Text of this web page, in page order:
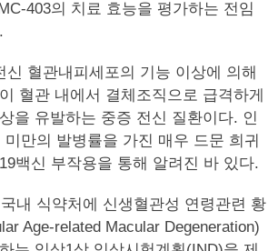
403의 치료 효능을 평가하는 전임
신 혈관내피세포의 기능 이상에 의해
혈관 내에서 결체조직으로 급격하게
을 유발하는 중증 전신 질환이다. 인
미만의 발병률을 가진 매우 드문 희귀
백신 부작용을 통해 알려진 바 있다.
내 식약처에 신생혈관성 연령관련 황
Age-related Macular Degeneration)